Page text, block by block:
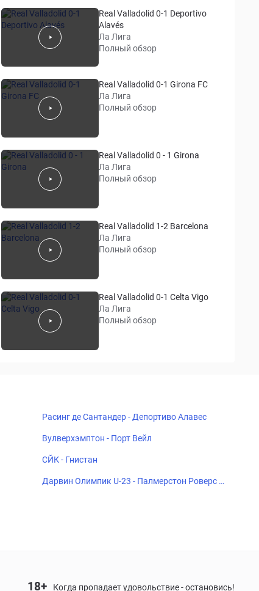
Real Valladolid 0-1 Deportivo
Alavés
Ла Лига
Полный обзор
Real Valladolid 0-1 Girona FC
Ла Лига
Полный обзор
Real Valladolid 0 - 1 Girona
Ла Лига
Полный обзор
Real Valladolid 1-2 Barcelona
Ла Лига
Полный обзор
Real Valladolid 0-1 Celta Vigo
Ла Лига
Полный обзор
Расинг де Сантандер - Депортиво Алавес
Вулверхэмптон - Порт Вейл
СЙК - Гнистан
Дарвин Олимпик U-23 - Палмерстон Роверс Ф
18+ Когда пропадает удовольствие - остановись!